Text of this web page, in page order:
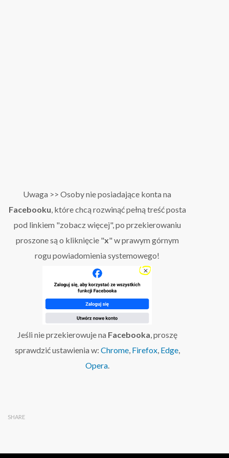
Uwaga >> Osoby nie posiadające konta na
Facebooku , które chcą rozwinąć pełną treść posta
pod linkiem "zobacz więcej", po przekierowaniu
proszone są o kliknięcie "x" w prawym górnym
rogu powiadomienia systemowego!
Jeśli nie przekierowuje na Facebooka, proszę
sprawdzić ustawienia w: Chrome, Firefox, Edge,
Opera.
SHARE